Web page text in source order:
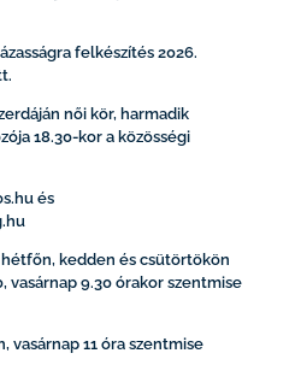
felkészítés 2026.
női kör, harmadik
18.30-kor a közösségi
és
kedden és csütörtökön
vasárnap 9.30 órakor szentmise
vasárnap 11 óra szentmise